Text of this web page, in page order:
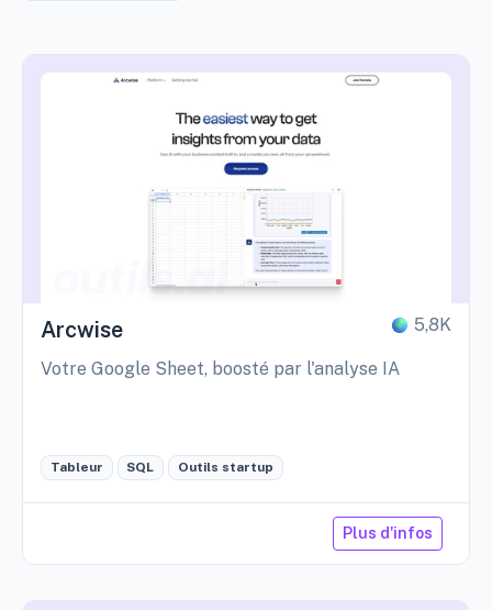
Arcwise 5,8K
Votre Google Sheet, boosté par l'analyse IA
Tableur SQL Outils startup
Plus d'infos